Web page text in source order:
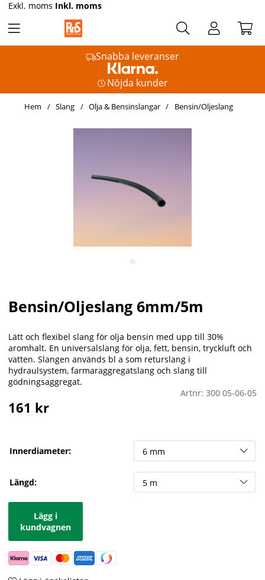
Snabba leveranser
Nöjda kunder
Exkl. moms Inkl. moms
Hem Slang Olja & Bensinslangar Bensin/Oljeslang
Bensin/Oljeslang 6mm/5m
Lätt och flexibel slang för olja bensin med upp till 30%
aromhalt. En universalslang för olja, fett, bensin, tryckluft och
vatten. Slangen används bl a som returslang i
hydraulsystem, farmaraggregatslang och slang till
gödningsaggregat.
Artnr: 300 05-06-05
161 kr
Innerdiameter:
Längd:
Lägg i
kundvagnen